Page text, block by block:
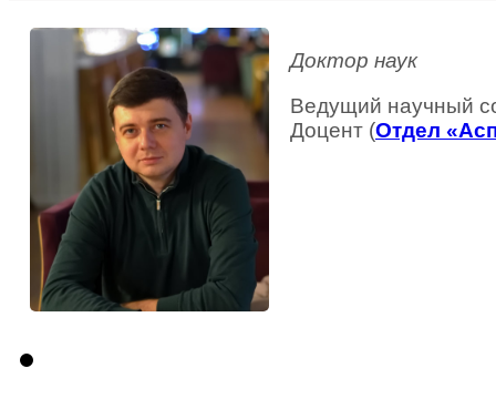
Доктор наук
Ведущий научный
Доцент (Отдел